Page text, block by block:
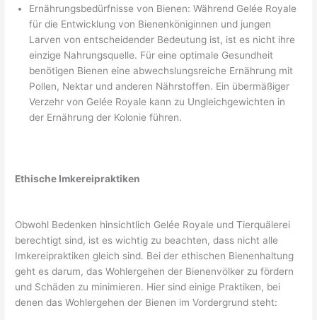
Ernährungsbedürfnisse von Bienen: Während Gelée Royale
für die Entwicklung von Bienenköniginnen und jungen
Larven von entscheidender Bedeutung ist, ist es nicht ihre
einzige Nahrungsquelle. Für eine optimale Gesundheit
benötigen Bienen eine abwechslungsreiche Ernährung mit
Pollen, Nektar und anderen Nährstoffen. Ein übermäßiger
Verzehr von Gelée Royale kann zu Ungleichgewichten in
der Ernährung der Kolonie führen.
Ethische Imkereipraktiken
Obwohl Bedenken hinsichtlich Gelée Royale und Tierquälerei
berechtigt sind, ist es wichtig zu beachten, dass nicht alle
Imkereipraktiken gleich sind. Bei der ethischen Bienenhaltung
geht es darum, das Wohlergehen der Bienenvölker zu fördern
und Schäden zu minimieren. Hier sind einige Praktiken, bei
denen das Wohlergehen der Bienen im Vordergrund steht: